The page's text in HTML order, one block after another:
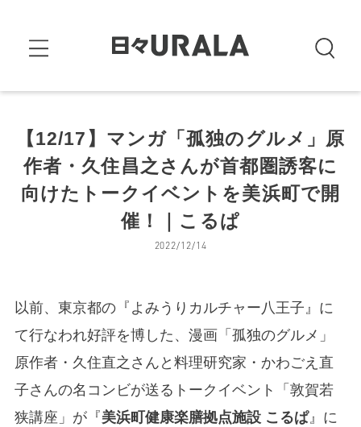
【12/17】マンガ「孤独のグルメ」原
作者・久住昌之さんが首都圏誘客に
向けたトークイベントを美浜町で開
催！｜こるぱ
2022/12/14
以前、東京都の『よみうりカルチャー八王子』に
て行なわれ好評を博した、漫画「孤独のグルメ」
原作者・久住直之さんと料理研究家・かわごえ直
子さんの名コンビが送るトークイベント「敦賀若
狭講座」が『美浜町健康楽膳拠点施設 こるぱ』に